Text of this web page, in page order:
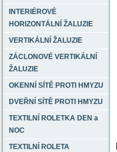
INTERIÉROVÉ
HORIZONTÁLNÍ ŽALUZIE
VERTIKÁLNÍ ŽALUZIE
ZÁCLONOVÉ VERTIKÁLNÍ
ŽALUZIE
OKENNÍ SÍTĚ PROTI HMYZU
DVEŘNÍ SÍTĚ PROTI HMYZU
TEXTILNÍ ROLETKA DEN a
NOC
TEXTILNÍ ROLETA